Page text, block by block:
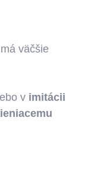
väčšie
v imitácii